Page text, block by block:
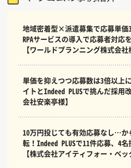
地域密着型×派遣募集で応募単価
RPAサービスの導入で応募者対応
【ワールドプランニング株式会社
単価を抑えつつ応募数は3倍以上
イトとIndeed PLUSで挑んだ採用
会社安楽亭様】
10万円投じても有効応募なし…か
転！Indeed PLUSで11件応募、4
【株式会社アイティフォー・ベッ